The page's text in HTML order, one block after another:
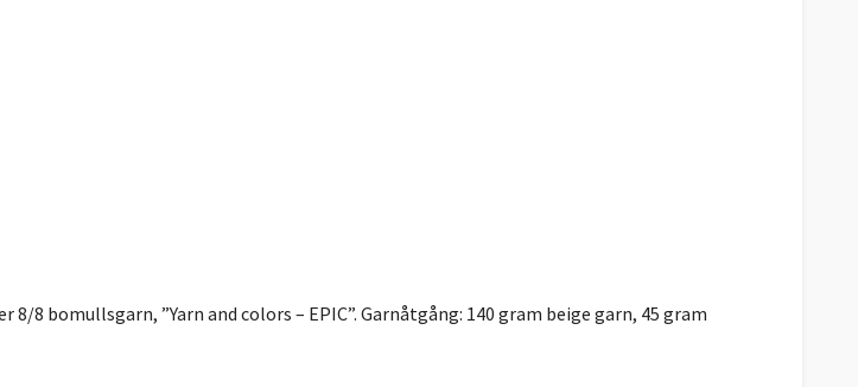
8 bomullsgarn, ”Yarn and colors – EPIC”. Garnåtgång: 140 gram beige garn, 45 gram